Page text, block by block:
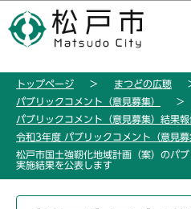
の
ー
このページの
トップページ
まつどの広聴
パブリックコメント（意見募集）
パブリックコメント（意見募集）結果報
令和3年度 パブリックコメント（意見
松戸市国土強靭化地域計画（案）のパ
実施結果を公表します